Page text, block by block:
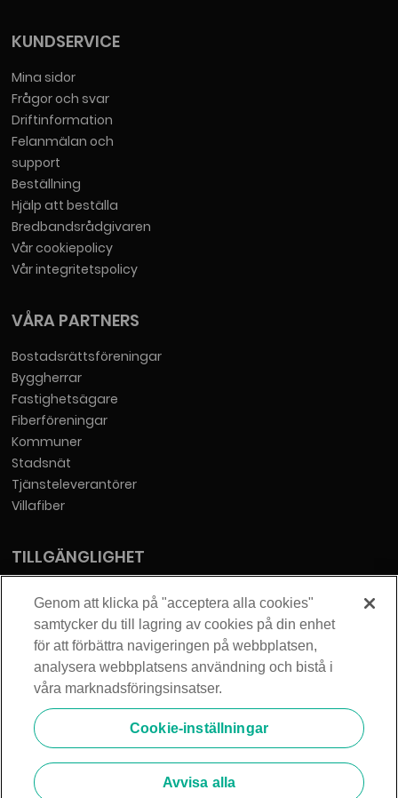
KUNDSERVICE
Mina sidor
Frågor och svar
Driftinformation
Felanmälan och
support
Beställning
Hjälp att beställa
Bredbandsrådgivaren
Vår cookiepolicy
Vår integritetspolicy
VÅRA PARTNERS
Bostadsrättsföreningar
Byggherrar
Fastighetsägare
Fiberföreningar
Kommuner
Stadsnät
Tjänsteleverantörer
Villafiber
TILLGÄNGLIGHET
Tillgänglighetsredogörelse
KONTAKT
Telia Sverige AB
Orgnummer: 556430-0142
Säte: Stockholm
info@zmarket.se
Genom att klicka på "acceptera alla cookies"
samtycker du till lagring av cookies på din enhet
för att förbättra navigeringen på webbplatsen,
analysera webbplatsens användning och bistå i
våra marknadsföringsinsatser.
Cookie-inställningar
Avvisa alla